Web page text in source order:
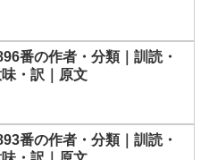
番の作者・分類｜訓読・
・訳｜原文
番の作者・分類｜訓読・